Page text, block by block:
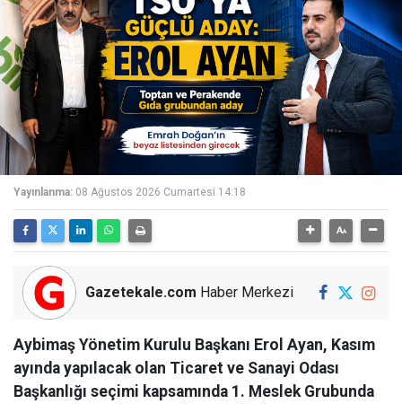
Yayınlanma: 08 Ağustos 2026 Cumartesi 14:18
Gazetekale.com Haber Merkezi
Aybimaş Yönetim Kurulu Başkanı Erol Ayan, Kasım
ayında yapılacak olan Ticaret ve Sanayi Odası
Başkanlığı seçimi kapsamında 1. Meslek Grubunda